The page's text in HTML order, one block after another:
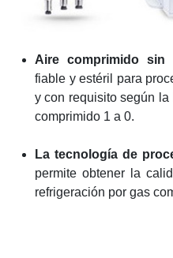
Aire comprimido sin
fiable y estéril para
y con requisito según
comprimido 1 a 0.
La tecnología de
permite obtener la
refrigeración por gas